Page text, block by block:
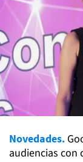
Novedades.
audiencias